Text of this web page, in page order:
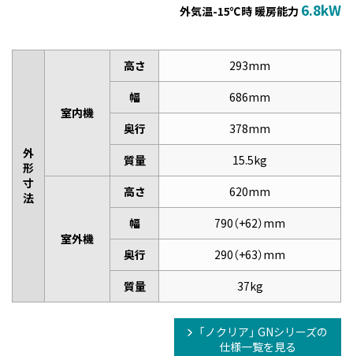
外気温-15℃時 暖房能力 6.8kW
外
形
寸
法
室内機
高さ
293mm
幅
686mm
奥行
378mm
質量
15.5kg
室外機
高さ
620mm
幅
790（+62）mm
奥行
290（+63）mm
質量
37kg
「ノクリア」 GNシリーズの
仕様一覧を見る